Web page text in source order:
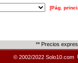
[Pág.
** Precios
© 2002/2022 Solo10.com